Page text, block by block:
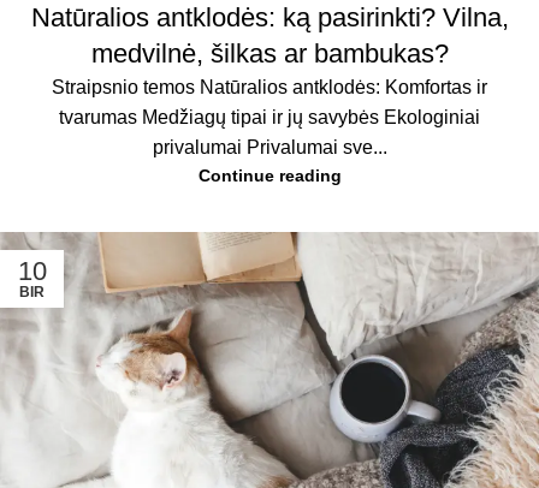
Natūralios antklodės: ką pasirinkti? Vilna,
medvilnė, šilkas ar bambukas?
Straipsnio temos Natūralios antklodės: Komfortas ir
tvarumas Medžiagų tipai ir jų savybės Ekologiniai
privalumai Privalumai sve...
Continue reading
10
BIR